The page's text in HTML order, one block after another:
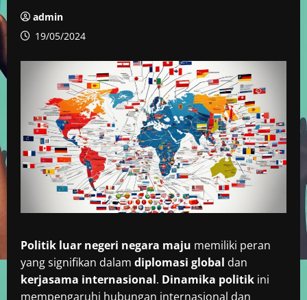
admin
19/05/2024
Politik luar negeri negara maju memiliki peran
yang signifikan dalam diplomasi global dan
kerjasama internasional. Dinamika politik ini
mempengaruhi hubungan internasional dan